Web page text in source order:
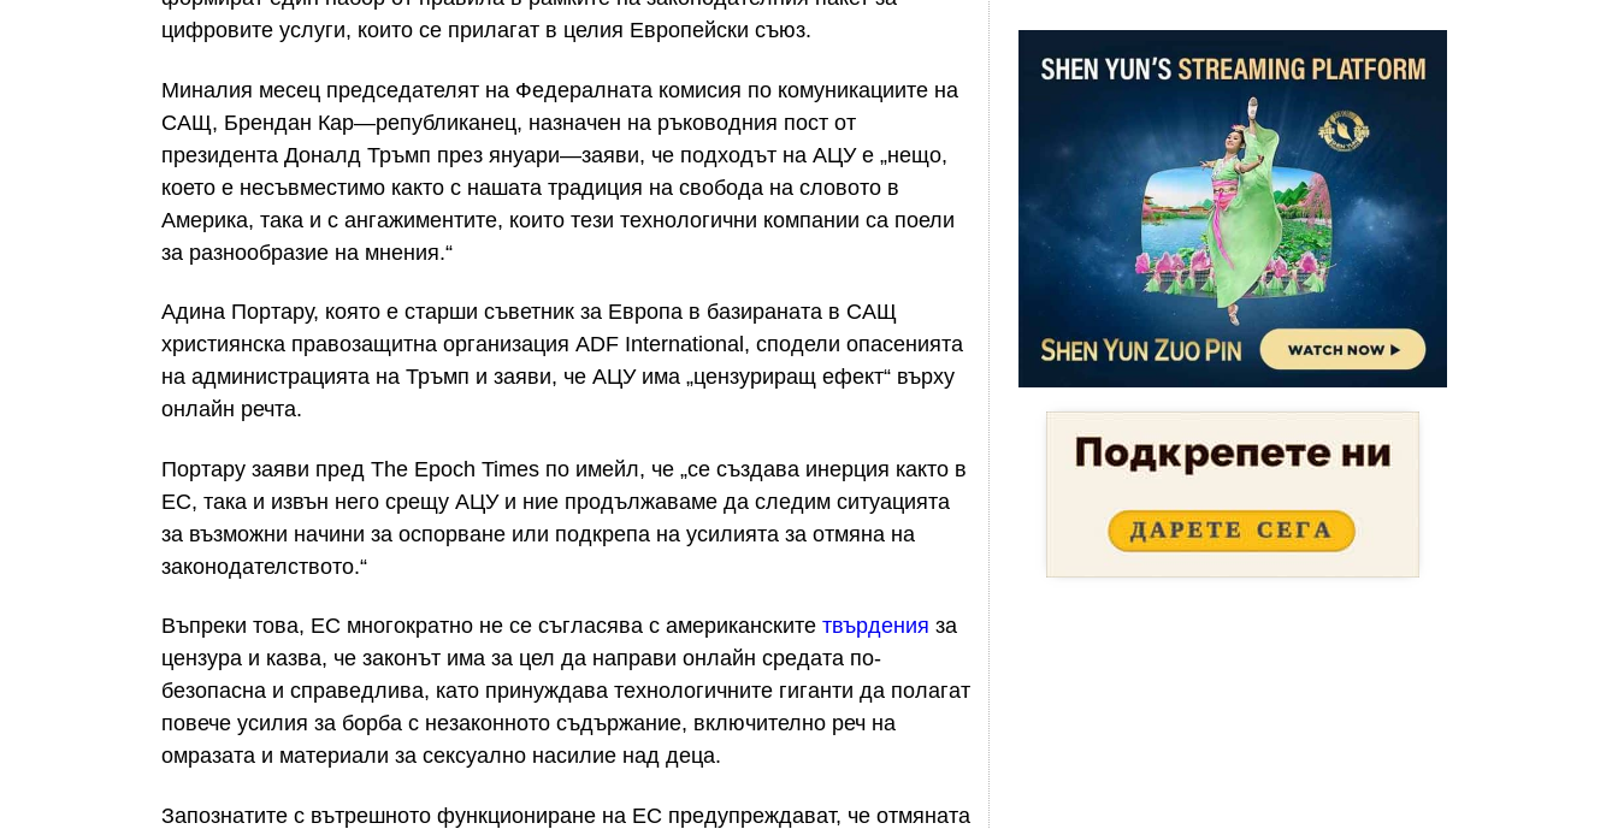
цифровите услуги, които се прилагат в целия Европейски съюз.
Миналия месец председателят на Федералната комисия по комуникациите на
САЩ, Брендан Кар—републиканец, назначен на ръководния пост от
президента Доналд Тръмп през януари—заяви, че подходът на АЦУ е „нещо,
което е несъвместимо както с нашата традиция на свобода на словото в
Америка, така и с ангажиментите, които тези технологични компании са поели
за разнообразие на мнения.“
Адина Портару, която е старши съветник за Европа в базираната в САЩ
християнска правозащитна организация ADF International, сподели опасенията
на администрацията на Тръмп и заяви, че АЦУ има „цензуриращ ефект“ върху
онлайн речта.
Портару заяви пред The Epoch Times по имейл, че „се създава инерция както в
ЕС, така и извън него срещу АЦУ и ние продължаваме да следим ситуацията
за възможни начини за оспорване или подкрепа на усилията за отмяна на
законодателството.“
Въпреки това, ЕС многократно не се съгласява с американските твърдения за
цензура и казва, че законът има за цел да направи онлайн средата по-
безопасна и справедлива, като принуждава технологичните гиганти да полагат
повече усилия за борба с незаконното съдържание, включително реч на
омразата и материали за сексуално насилие над деца.
Запознатите с вътрешното функциониране на ЕС предупреждават, че отмяната